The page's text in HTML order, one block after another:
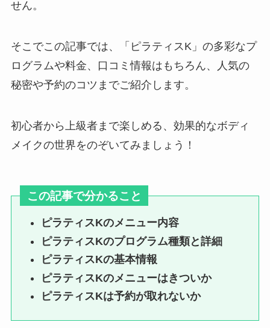
せん。
そこでこの記事では、「ピラティスK」の多彩なプ
ログラムや料金、口コミ情報はもちろん、人気の
秘密や予約のコツまでご紹介します。
初心者から上級者まで楽しめる、効果的なボディ
メイクの世界をのぞいてみましょう！
この記事で分かること
ピラティスKのメニュー内容
ピラティスKのプログラム種類と詳細
ピラティスKの基本情報
ピラティスKのメニューはきついか
ピラティスKは予約が取れないか